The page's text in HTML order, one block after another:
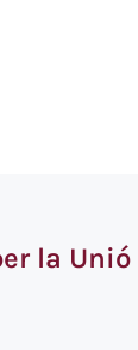
la Unió